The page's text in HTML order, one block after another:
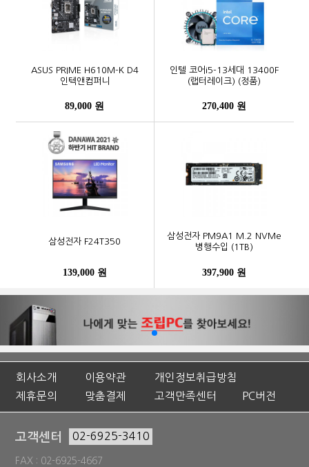
ASUS PRIME H610M-K D4
인텍앤컴퍼니
89,000 원
인텔 코어i5-13세대 13400F
(랩터레이크) (정품)
270,400 원
삼성전자 F24T350
139,000 원
삼성전자 PM9A1 M.2 NVMe
병행수입 (1TB)
397,900 원
회사소개 이용약관
개인정보취급방침
제휴문의
맞춤결제 고객만족센터 PC버전
고객센터 02-6925-3410
FAX : 02-6925-4667